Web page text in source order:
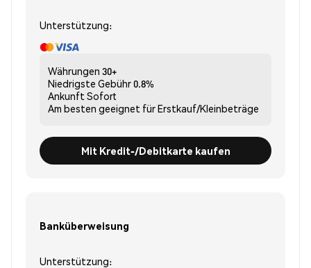
Unterstützung:
Währungen 30+
Niedrigste Gebühr0.8%
Ankunft Sofort
Am besten geeignet fürErstkauf/Kleinbeträge
Mit Kredit-/Debitkarte kaufen
Banküberweisung
Unterstützung: